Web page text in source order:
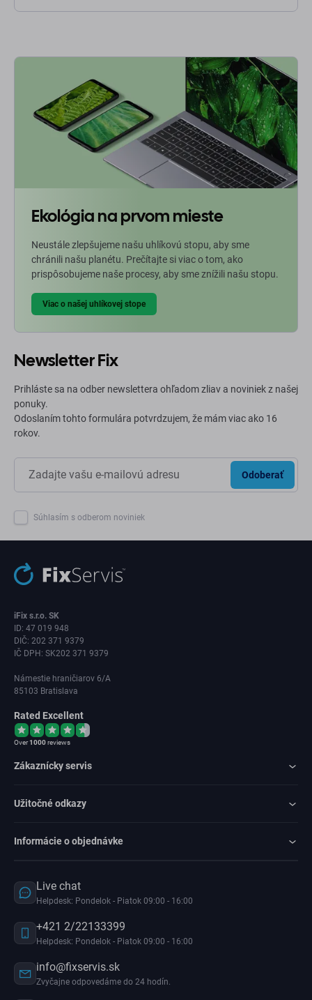
Ekológia na prvom mieste
Neustále zlepšujeme našu uhlíkovú stopu, aby sme
chránili našu planétu. Prečítajte si viac o tom, ako
prispôsobujeme naše procesy, aby sme znížili našu stopu.
Viac o našej uhlíkovej stope
Newsletter Fix
Prihláste sa na odber newslettera ohľadom zliav a noviniek z našej
ponuky.
Odoslaním tohto formulára potvrdzujem, že mám viac ako 16
rokov.
Odoberať
Súhlasím s odberom noviniek
iFix s.r.o. SK
ID: 47 019 948
DIČ: 202 371 9379
IČ DPH: SK202 371 9379
Námestie hraničiarov 6/A
85103 Bratislava
Rated Excellent
Over1000reviews
Zákaznícky servis
Užitočné odkazy
Informácie o objednávke
Live chat
Helpdesk: Pondelok - Piatok 09:00 - 16:00
+421 2/22133399
Helpdesk: Pondelok - Piatok 09:00 - 16:00
info@fixservis.sk
Zvyčajne odpovedáme do 24 hodín.